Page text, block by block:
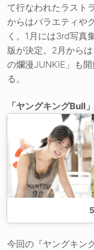
て行なわれたラスト
からはバラエティや
く。1月には3rd写真
版が決定。2月から
の爛漫JUNKIE」も
る。
「ヤングキングBull
5
今回の『ヤングキン